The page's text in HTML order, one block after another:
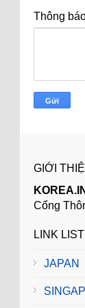
Thông
GIỚI
Cổng
LINK LIST
JAPAN